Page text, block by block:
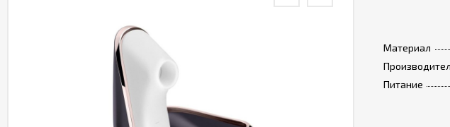
Материал
Питание